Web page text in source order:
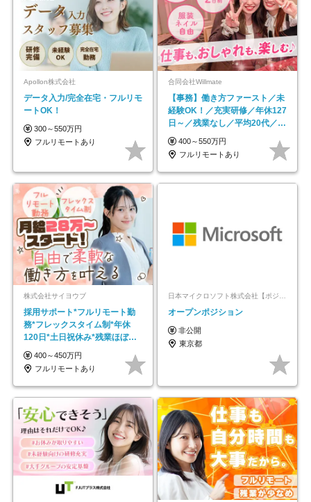
Apollon株式会社
データ入力/完全在宅・フルリモ
ートOK！
300～550万円
フルリモートあり
合同会社Willmate
【事務】働き方ファースト／未
経験OK！／充実研修／年休127
日～／残業なし／平均20代／リ
モートOK
400～550万円
フルリモートあり
株式会社サイヨウブ
採用サポート*フルリモート勤
務*フレックスタイム制*年休
120日*土日祝休み*残業ほぼな
し*育児中社員8割以上
400～450万円
フルリモートあり
日本マイクロソフト株式会社【ポジションマッチ登録】
オープンポジション
非公開
東京都